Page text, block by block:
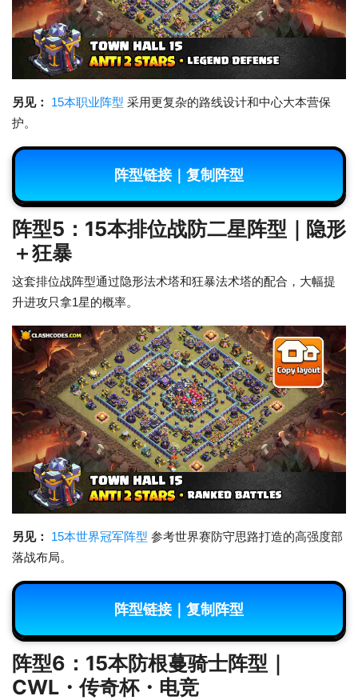
另见： 15本职业阵型 采用更复杂的路线设计和中心大本营保
护。
阵型链接｜复制阵型
阵型5：15本排位战防二星阵型｜隐形
＋狂暴
这套排位战阵型通过隐形法术塔和狂暴法术塔的配合，大幅提
升进攻只拿1星的概率。
另见： 15本世界冠军阵型 参考世界赛防守思路打造的高强度部
落战布局。
阵型链接｜复制阵型
阵型6：15本防根蔓骑士阵型｜
CWL・传奇杯・电竞